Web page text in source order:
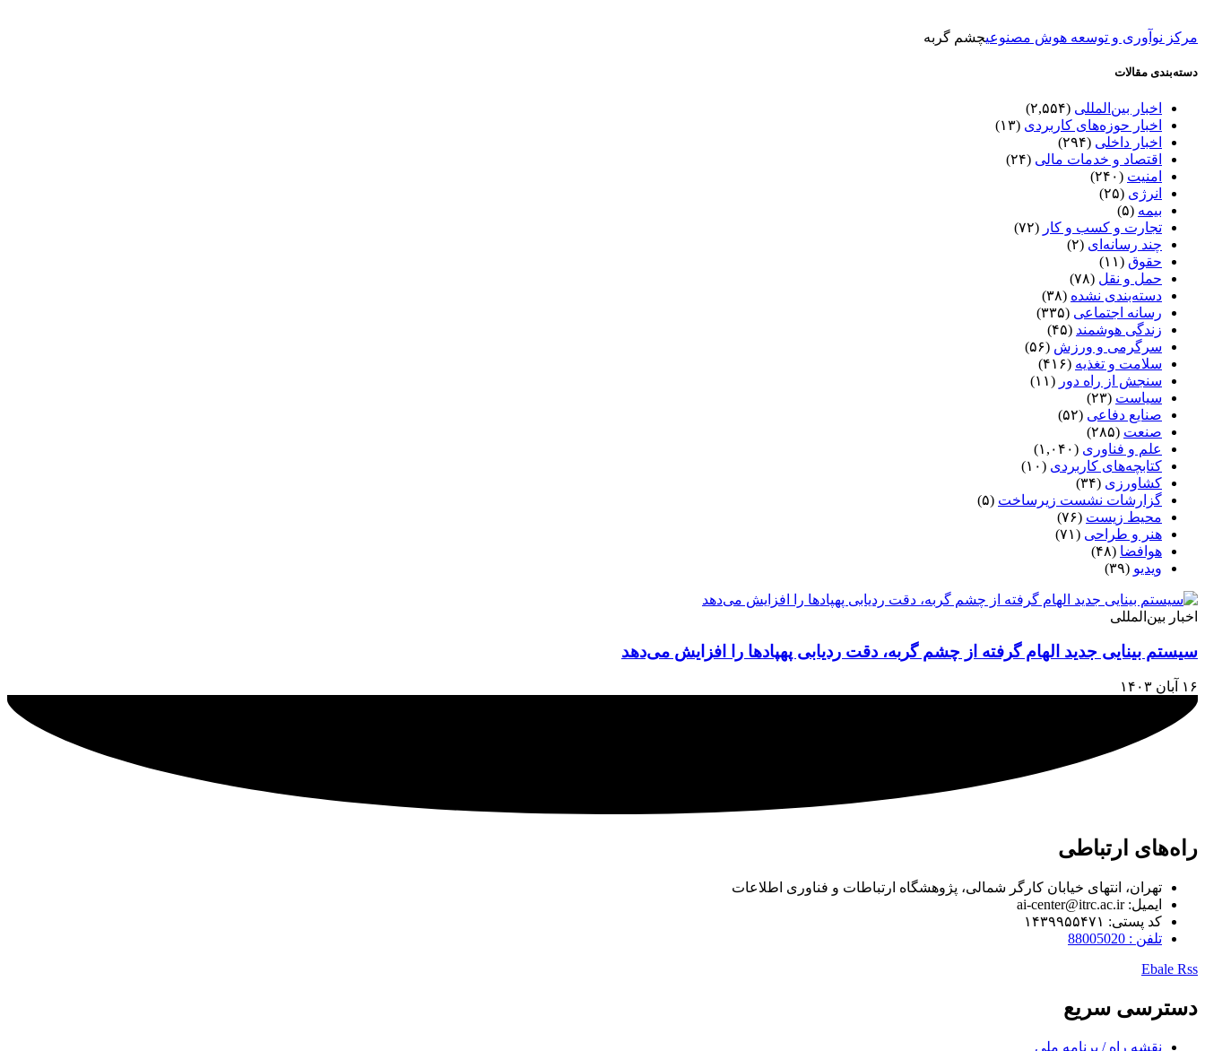
مرکز نوآوری و توسعه هوش مصنوعیچشم گربه
دسته‌بندی مقالات
اخبار بین‌المللی (۲,۵۵۴)
اخبار حوزه‌های کاربردی (۱۳)
اخبار داخلی (۲۹۴)
اقتصاد و خدمات مالی (۲۴)
امنیت (۲۴۰)
انرژی (۲۵)
بیمه (۵)
تجارت و کسب و کار (۷۲)
چند رسانه‌ای (۲)
حقوق (۱۱)
حمل و نقل (۷۸)
دسته‌بندی نشده (۳۸)
رسانه اجتماعی (۳۳۵)
زندگی هوشمند (۴۵)
سرگرمی و ورزش (۵۶)
سلامت و تغذیه (۴۱۶)
سنجش از راه دور (۱۱)
سیاست (۲۳)
صنایع دفاعی (۵۲)
صنعت (۲۸۵)
علم و فناوری (۱,۰۴۰)
کتابچه‌های کاربردی (۱۰)
کشاورزی (۳۴)
گزارشات نشست زیرساخت (۵)
محیط زیست (۷۶)
هنر و طراحی (۷۱)
هوافضا (۴۸)
ویدیو (۳۹)
اخبار بین‌المللی
سیستم بینایی جدید الهام گرفته از چشم گربه، دقت ردیابی پهپادها را افزایش می‌دهد
۱۶ آبان ۱۴۰۳
راه‌های ارتباطی
تهران، انتهای خیابان کارگر شمالی، پژوهشگاه ارتباطات و فناوری اطلاعات
ایمیل: ai-center@itrc.ac.ir
کد پستی: ۱۴۳۹۹۵۵۴۷۱
تلفن : 88005020
Ebale Rss
دسترسی سریع
نقشه راه / برنامه ملی